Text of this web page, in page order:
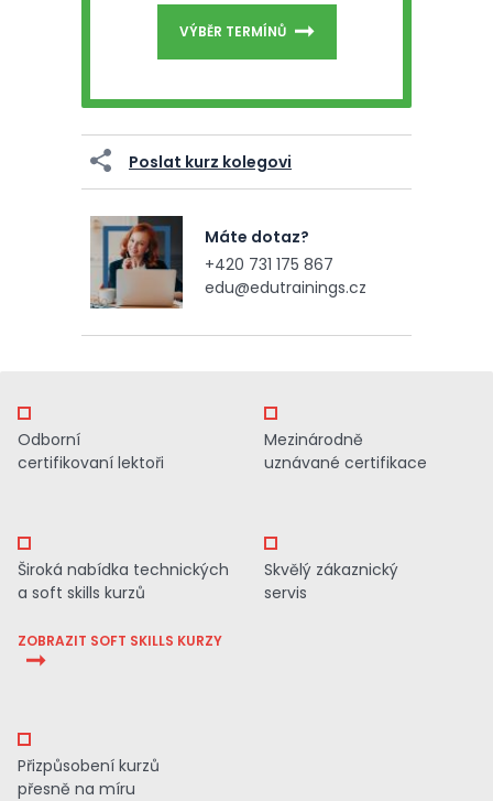
VÝBĚR TERMÍNŮ
Poslat kurz kolegovi
Máte dotaz?
+420 731 175 867
edu@edutrainings.cz
Odborní
certifikovaní lektoři
Mezinárodně
uznávané certifikace
Široká nabídka technických
a soft skills kurzů
ZOBRAZIT SOFT SKILLS KURZY
Skvělý zákaznický
servis
Přizpůsobení kurzů
přesně na míru